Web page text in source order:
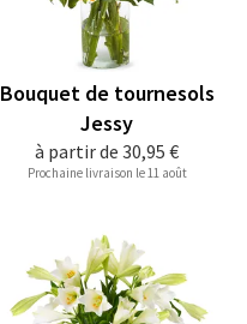
à partir de 30,95 €
Bouquet de tournesols
Jessy
Prochaine livraison le 11 août